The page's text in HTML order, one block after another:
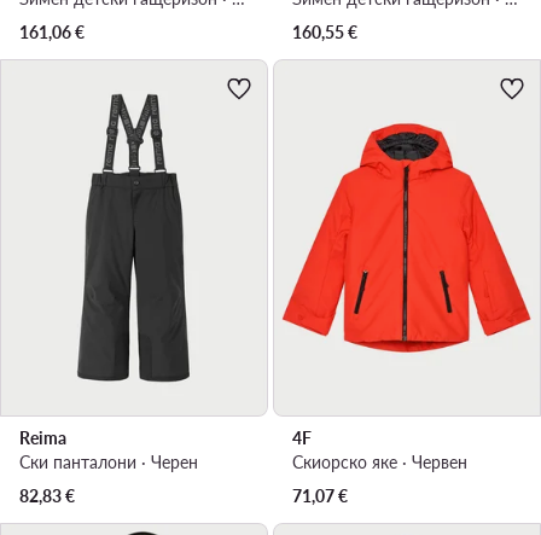
161,06€
160,55€
Reima
Ски панталони · Черен
82,83€
4F
Скиорско яке · Червен
71,07€